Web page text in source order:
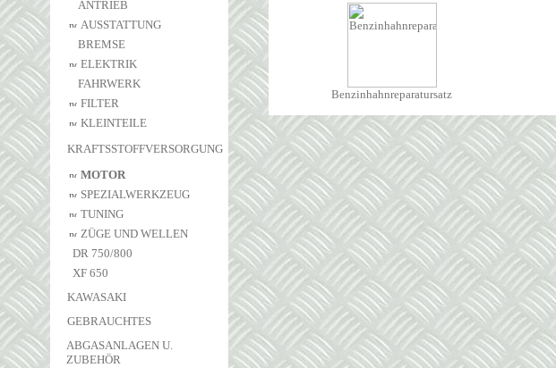
ANTRIEB
AUSSTATTUNG
BREMSE
ELEKTRIK
FAHRWERK
FILTER
KLEINTEILE
KRAFTSSTOFFVERSORGUNG
MOTOR
SPEZIALWERKZEUG
TUNING
ZÜGE UND WELLEN
DR 750/800
XF 650
KAWASAKI
GEBRAUCHTES
ABGASANLAGEN U.
ZUBEHÖR
Benzinhahnreparatursatz